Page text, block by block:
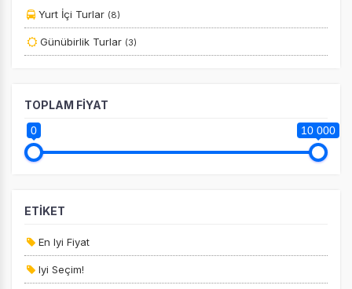
Yurt İçi Turlar (8)
Günübirlik Turlar (3)
TOPLAM FİYAT
0 10 000
ETİKET
En Iyi Fiyat
Iyi Seçim!